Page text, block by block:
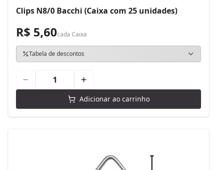
Clips N8/0 Bacchi (Caixa com 25 unidades)
R$ 5,60cada Caixa
Tabela de descontos
Adicionar ao carrinho